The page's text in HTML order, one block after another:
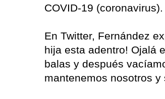
COVID-19 (coronavirus).
En Twitter, Fernández
hija esta adentro! Ojalá
balas y después
mantenemos nosotros y